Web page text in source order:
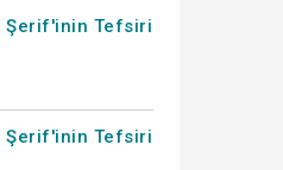
Şerif'inin Tefsiri
Şerif'inin Tefsiri